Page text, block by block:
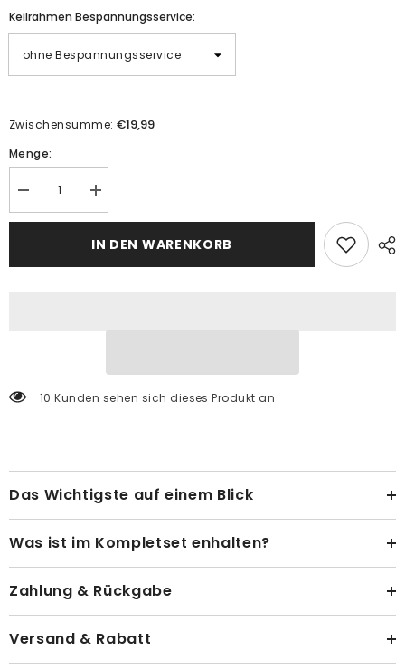
Keilrahmen Bespannungsservice:
Zwischensumme:€19,99
Menge:
Menge
verringern
für
Menge
erhöhen
für
im
IN DEN WARENKORB
10 Kunden sehen sich dieses Produkt an
Das Wichtigste auf einem Blick
Was ist im Kompletset enhalten?
Zahlung & Rückgabe
Versand & Rabatt